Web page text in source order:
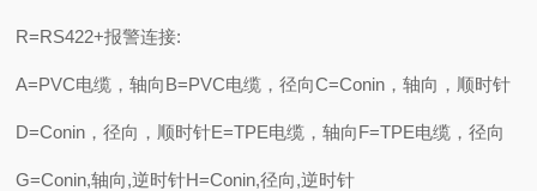
R=RS422+报警连接:
A=PVC电缆，轴向B=PVC电缆，径向C=Conin，轴向，顺时针
D=Conin，径向，顺时针E=TPE电缆，轴向F=TPE电缆，径向
G=Conin,轴向,逆时针H=Conin,径向,逆时针